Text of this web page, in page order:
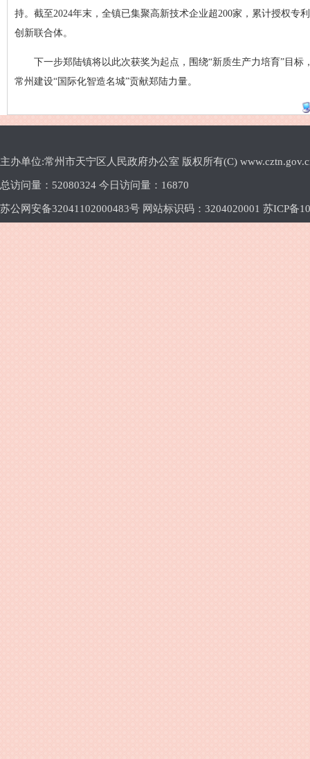
持。截至2024年末，全镇已集聚高新技术企业超200家，累计授权
创新联合体。
下一步郑陆镇将以此次获奖为起点，围绕“新质生产力培育”目
常州建设“国际化智造名城”贡献郑陆力量。
主办单位:常州市天宁区人民政府办公室 版权所有(C)
总访问量： 52080324 今日访问量： 16870
苏公网安备32041102000483号 网站标识码：3204020001 苏ICP备